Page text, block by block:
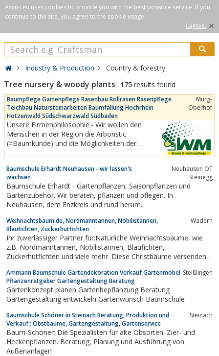
Axxus.eu uses cookies to provide you with the best possible service. If you
continue to the site, you agree to the cookie usage.
I agree. ×
Industry & Production Country & forestry
Tree nursery & woody plants 175 results found
Baumpflege Gartenpflege Rasenbau Rollrasen Rasenpflege
Teichbau Natursteinarbeiten Baumfällung Hochrhein
Hotzenwald Südschwarzwald Südbaden
Murg-
Oberhof
Unsere Firmenphilosophie:- Wir wollen den
Menschen in der Region die Arboristic
(=Baumkunde) und die Möglichkeiten der
persönlich schon immer wichtig.- Wir arbeiten in
jedem Garten so, als wenn es unser Eigener
wäre. Nur so, kann eine...
Baumschule Erhardt Neuhausen - wir lassen's
wachsen
Neuhausen OT
Steinegg
Baumschule Erhardt - Gartenpflanzen, Saisonpflanzen und
Gartenzubehör. Wir beraten, pflanzen und pflegen. In
Neuhausen, dem Enzkreis und rund herum.
Weihnachtsbaum.de, Nordmanntannen, Nobilistannen,
Blaufichten, Zuckerhutfichten
Wadern
Ihr zuverlässiger Partner für:Natürliche Weihnachtsbäume, wie
z.B. Nordmanntannen, Nobilistannen, Blaufichten,
Zuckerhutfichten und viele mehr. Diese Christbäume versenden
Winterlandschaftsmotiv. Auch ein ausgefallenes Werbegeschenk
für Ihre Kunden, z.B. mit einer...
Ammann Baumschule Gartendekoration Verkauf Gartenmöbel
Pflanzenratgeber Gartengestaltung Beratung
Steißlingen
Gartenkonzept planen Gartenbepflanzung Beratung
Gartengestaltung entwickeln Gartenwunsch Baumschule
Baumschule Schöner in Steinach Beratung, Produktion und
Verkauf:: Obstbäume, Gartengestaltung, Gartenservice
Steinach
Baum-Schöner: Die Spezialisten für alte Obsorten. Zier- und
Heckenpflanzen. Beratung, Planung und Ausführung von
Außenanlagen